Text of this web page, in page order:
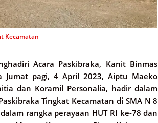
Kecamatan
Acara Paskibraka, Kanit Binmas
Jumat pagi, 4 April 2023, Aiptu Maeko
dan Koramil Personalia, hadir dalam
Tingkat Kecamatan di SMA N 8
rangka perayaan HUT RI ke-78 dan